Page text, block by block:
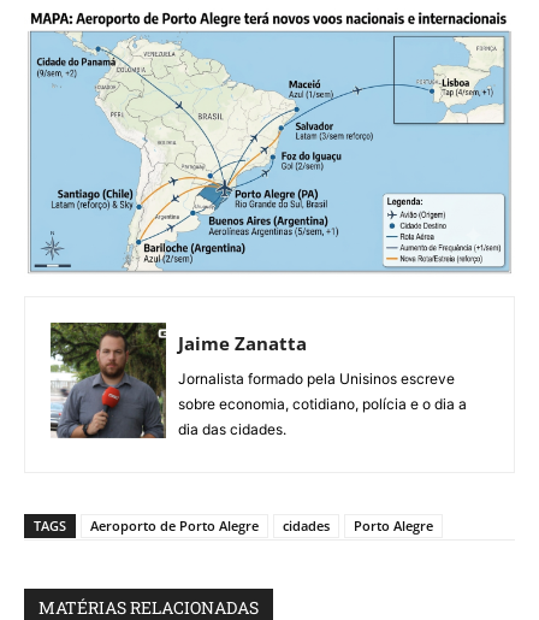
Jaime Zanatta
Jornalista formado pela Unisinos escreve
sobre economia, cotidiano, polícia e o dia a
dia das cidades.
TAGS Aeroporto de Porto Alegre cidades Porto Alegre
MATÉRIAS RELACIONADAS